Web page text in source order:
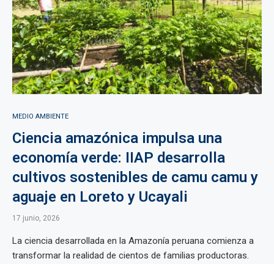
MEDIO AMBIENTE
Ciencia amazónica impulsa una
economía verde: IIAP desarrolla
cultivos sostenibles de camu camu y
aguaje en Loreto y Ucayali
17 junio, 2026
La ciencia desarrollada en la Amazonía peruana comienza a
transformar la realidad de cientos de familias productoras.